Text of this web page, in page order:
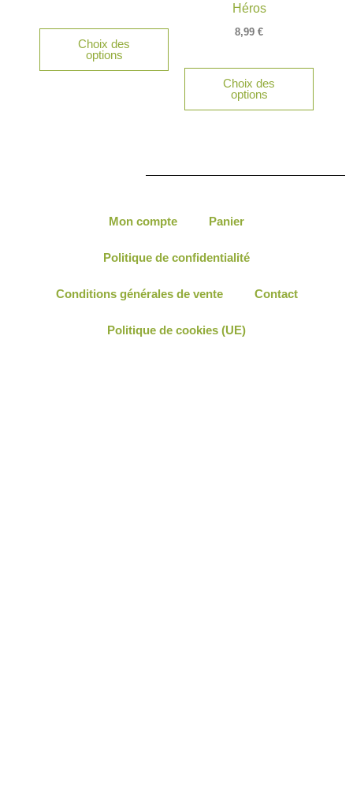
Choix des
options
Héros
8,99 €
Choix des
options
Mon compte Panier
Politique de confidentialité
Conditions générales de vente Contact
Politique de cookies (UE)